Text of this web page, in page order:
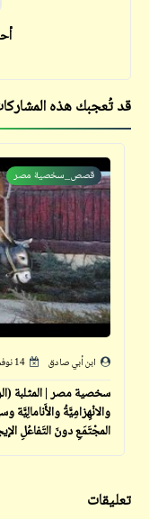
قد تُعجبك هذه
قصص_سخصية مصر
ابن أبي صادق 14 نوفمبر 2025
سخصية مصر | المثلبة
والانْهِزامِيَّةُ
المجْتَمَعِ دونَ التَفاعُلِ
تعليقات